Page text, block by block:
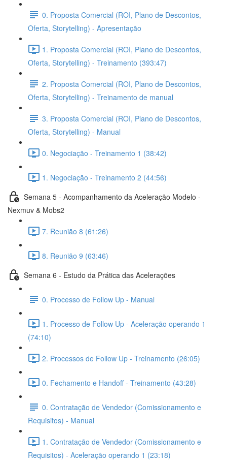
0. Proposta Comercial (ROI, Plano de Descontos,
Oferta, Storytelling) - Apresentação
1. Proposta Comercial (ROI, Plano de Descontos,
Oferta, Storytelling) - Treinamento (393:47)
2. Proposta Comercial (ROI, Plano de Descontos,
Oferta, Storytelling) - Treinamento de manual
3. Proposta Comercial (ROI, Plano de Descontos,
Oferta, Storytelling) - Manual
0. Negociação - Treinamento 1 (38:42)
1. Negociação - Treinamento 2 (44:56)
Semana 5 - Acompanhamento da Aceleração Modelo -
Nexmuv & Mobs2
7. Reunião 8 (61:26)
8. Reunião 9 (63:46)
Semana 6 - Estudo da Prática das Acelerações
0. Processo de Follow Up - Manual
1. Processo de Follow Up - Aceleração operando 1
(74:10)
2. Processos de Follow Up - Treinamento (26:05)
0. Fechamento e Handoff - Treinamento (43:28)
0. Contratação de Vendedor (Comissionamento e
Requisitos) - Manual
1. Contratação de Vendedor (Comissionamento e
Requisitos) - Aceleração operando 1 (23:18)